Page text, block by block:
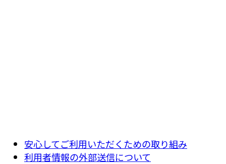
安心してご利用いただくための取り組み
利用者情報の外部送信について